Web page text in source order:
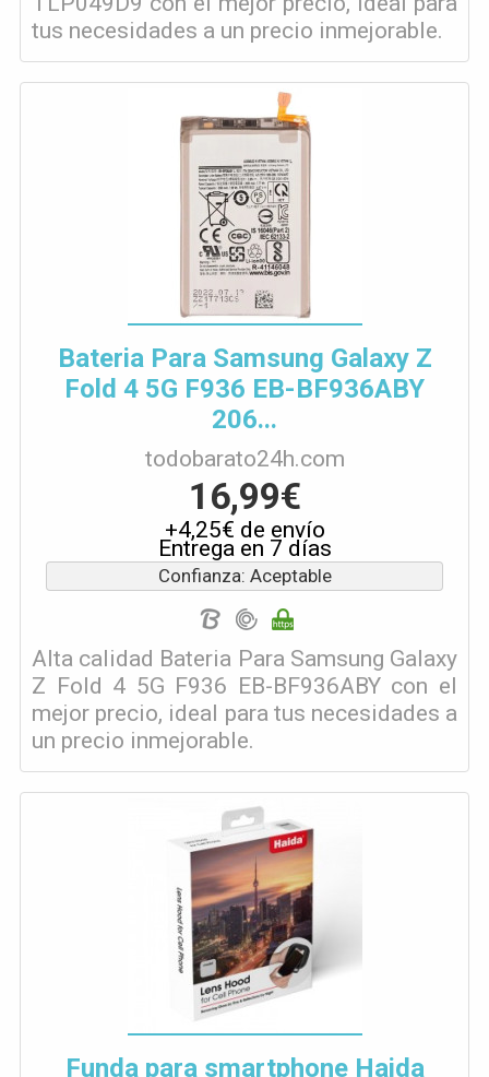
tus necesidades a un precio inmejorable.
Bateria Para Samsung Galaxy Z
Fold 4 5G F936 EB-BF936ABY
206...
todobarato24h.com
16,99€
+4,25€ de envío
Entrega en 7 días
Confianza: Aceptable
Alta calidad Bateria Para Samsung Galaxy
Z Fold 4 5G F936 EB-BF936ABY con el
mejor precio, ideal para tus necesidades a
un precio inmejorable.
Funda para smartphone Haida